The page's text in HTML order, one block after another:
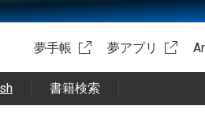
夢手帳 夢アプリ
書籍検索